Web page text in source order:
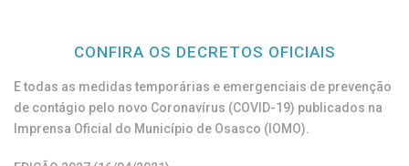
CONFIRA OS DECRETOS OFICIAIS
E todas as medidas temporárias e emergenciais de prevenção
de contágio pelo novo Coronavírus (COVID-19) publicados na
Imprensa Oficial do Município de Osasco (IOMO).